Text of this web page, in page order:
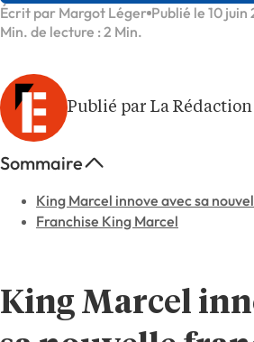
Écrit par Margot Léger Publié le 10 juin
Min. de lecture : 2 Min.
Publié par La Rédaction
Sommaire
King Marcel innove avec sa
Franchise King Marcel
King Marcel